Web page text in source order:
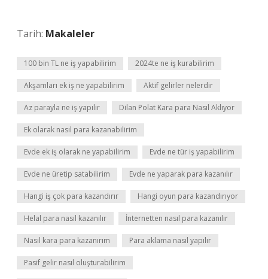
Tarih: Makaleler
100 bin TL ne iş yapabilirim 2024te ne iş kurabilirim
Akşamları ek iş ne yapabilirim Aktif gelirler nelerdir
Az parayla ne iş yapılır Dilan Polat Kara para Nasıl Aklıyor
Ek olarak nasıl para kazanabilirim
Evde ek iş olarak ne yapabilirim Evde ne tür iş yapabilirim
Evde ne üretip satabilirim Evde ne yaparak para kazanılır
Hangi iş çok para kazandırır Hangi oyun para kazandırıyor
Helal para nasıl kazanılır İnternetten nasıl para kazanılır
Nasıl kara para kazanırım Para aklama nasıl yapılır
Pasif gelir nasıl oluşturabilirim